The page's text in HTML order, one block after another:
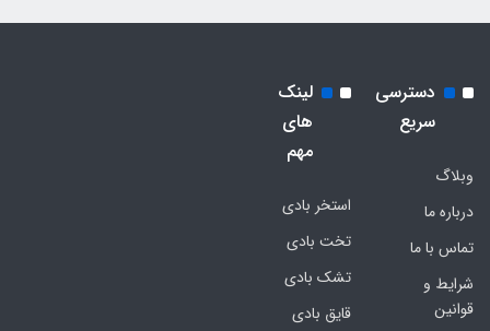
دسترسی
سریع
وبلاگ
درباره ما
تماس با ما
شرایط و
قوانین
لینک
های
مهم
استخر بادی
تخت بادی
تشک بادی
قایق بادی